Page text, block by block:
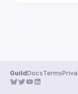
GuildDocsTerms